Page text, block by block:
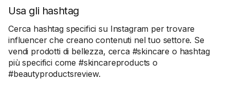
Usa gli hashtag
Cerca hashtag specifici su Instagram per trovare
influencer che creano contenuti nel tuo settore. Se
vendi prodotti di bellezza, cerca #skincare o hashtag
più specifici come #skincareproducts o
#beautyproductsreview.